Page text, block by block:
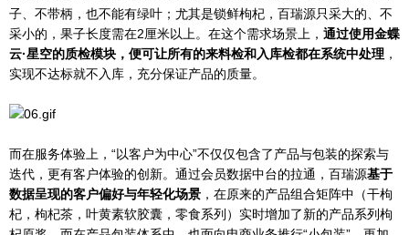
子、不带柄，也不能有绿叶；尤其是锁鲜枸杞，百瑞源只采大的、不
采小的，果子长度需在2厘米以上。在这个需求场景上， 通过使用金蝶
云·星空的质检模块，便可让所有的来料检和入库检都在系统中处理 ，
实现不达标就不入库，充分保证产品的质量。
而在服务体验上，“以客户为中心”不仅仅包含了产品与包装的探索与
迭代，更有客户体验的创新。通过会员数据中台的拉通，百瑞源基于
数据呈现的客户偏好与年轻化场景 ，在原来的产品组合矩阵中（干枸
杞，枸杞茶，叶黄素软胶囊，零食系列）实时增加了新的产品系列枸